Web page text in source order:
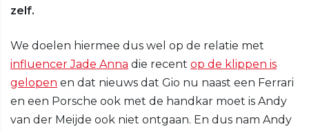
zelf.
We doelen hiermee dus wel op de relatie met
influencer Jade Anna die recent op de klippen is
gelopen en dat nieuws dat Gio nu naast een Ferrari
en een Porsche ook met de handkar moet is Andy
van der Meijde ook niet ontgaan. En dus nam Andy